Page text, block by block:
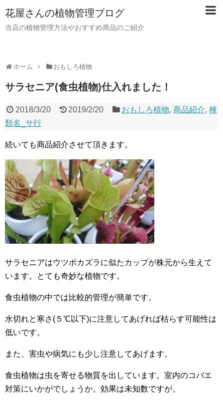
花屋さんの植物管理ブログ
当店の植物管理方法やおすすめ商品のご紹介
ホーム おもしろ植物
サラセニア(食虫植物)仕入れました！
2018/3/20 2019/2/20 おもしろ植物,商品紹介,種
類名_サ行
続いても商品紹介させて頂きます。
サラセニアはウツボカズラに似たカップが株元から生えて
います。とても奇妙な植物です。
食虫植物の中では比較的管理が簡単です。
水切れと寒さ(５℃以下)に注意してあげれば枯らす可能性は
低いです。
また、害虫や病気にも少し注意してあげます。
食虫植物は虫を寄せる物質を出しています。室内のコバエ
対策にいかがでしょうか。効果は未知数ですが。